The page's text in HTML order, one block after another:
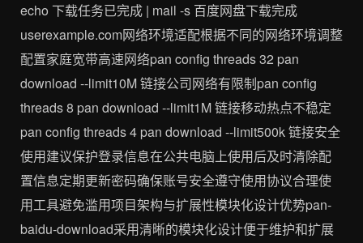
echo 下载任务已完成 | mail -s 百度网盘下载完成
userexample.com网络环境适配根据不同的网络环境调整
配置家庭宽带高速网络pan config threads 32 pan
download --limit10M 链接公司网络有限制pan config
threads 8 pan download --limit1M 链接移动热点不稳定
pan config threads 4 pan download --limit500k 链接安全
使用建议保护登录信息在公共电脑上使用后及时清除配
置信息定期更新密码确保账号安全遵守使用协议合理使
用工具避免滥用项目架构与扩展性模块化设计优势pan-
baidu-download采用清晰的模块化设计便于维护和扩展